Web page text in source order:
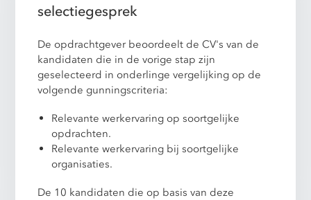
selectiegesprek
De opdrachtgever beoordeelt de CV's van de
kandidaten die in de vorige stap zijn
geselecteerd in onderlinge vergelijking op de
volgende gunningscriteria:
Relevante werkervaring op soortgelijke
opdrachten.
Relevante werkervaring bij soortgelijke
organisaties.
De 10 kandidaten die op basis van deze